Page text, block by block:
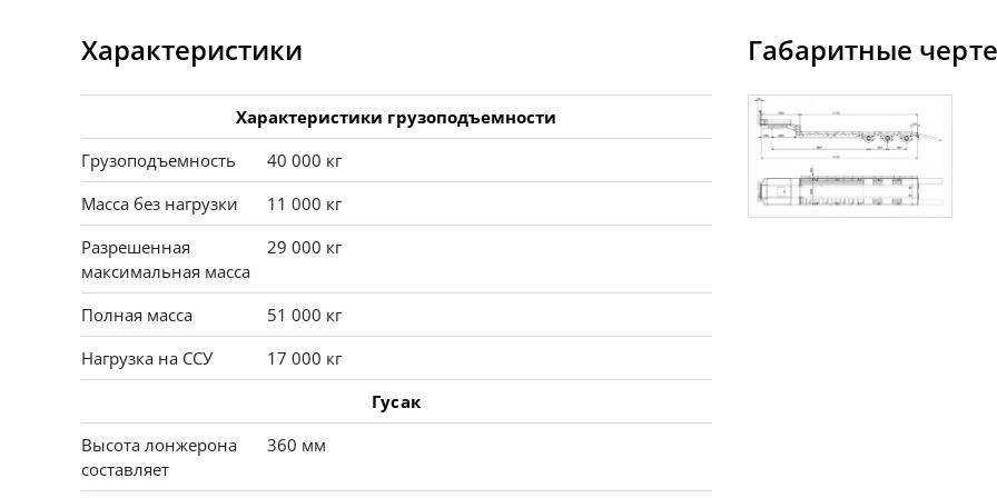
Характеристики
Характеристики грузоподъемности
Грузоподъемность
40 000 кг
Масса без нагрузки
11 000 кг
Разрешенная
максимальная масса
29 000 кг
Полная масса
51 000 кг
Нагрузка на ССУ
17 000 кг
Гусак
Высота лонжерона
составляет
360 мм
Габаритные